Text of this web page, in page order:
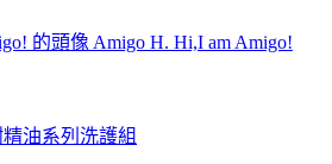
Amigo H. Hi,I am Amigo!